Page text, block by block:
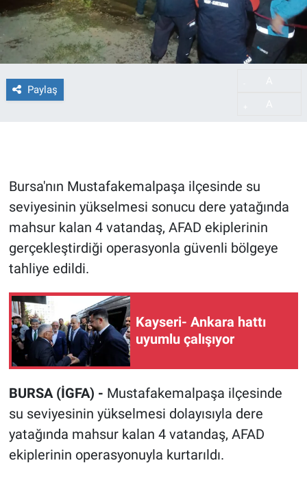
Paylaş
Bursa'nın Mustafakemalpaşa ilçesinde su
seviyesinin yükselmesi sonucu dere yatağında
mahsur kalan 4 vatandaş, AFAD ekiplerinin
gerçekleştirdiği operasyonla güvenli bölgeye
tahliye edildi.
Kayseri- Ankara hattı
uyumlu çalışıyor
BURSA (İGFA) - Mustafakemalpaşa ilçesinde
su seviyesinin yükselmesi dolayısıyla dere
yatağında mahsur kalan 4 vatandaş, AFAD
ekiplerinin operasyonuyla kurtarıldı.